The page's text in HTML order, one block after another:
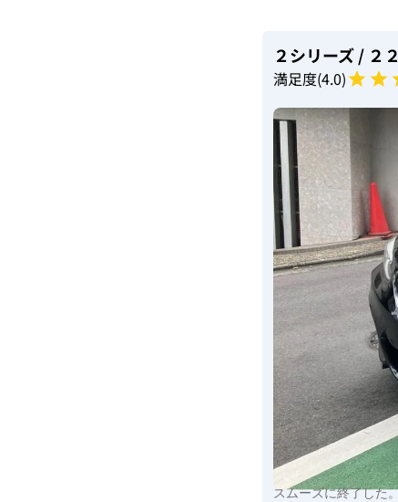
２シリーズ/ ２
満足度(4.0)
スムーズに終了した